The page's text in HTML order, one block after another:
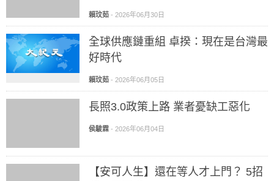
賴玟茹 - 2026年06月30日
全球供應鏈重組 卓揆：現在是台灣最
好時代
賴玟茹 - 2026年06月05日
長照3.0政策上路 業者憂缺工惡化
侯駿霖 - 2026年06月04日
【安可人生】還在等人才上門？ 5招